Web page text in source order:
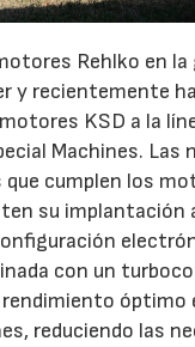
Rehlko en la
y recientemente
KSD a la
Machines. Las
que cumplen los
su implantación
con un
óptimo
reduciendo las